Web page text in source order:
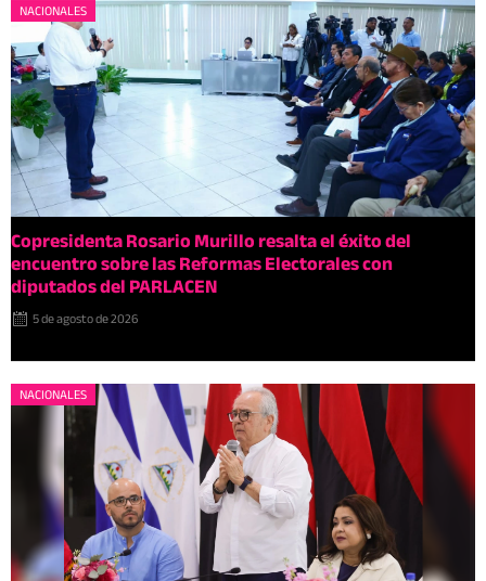
NACIONALES
Copresidenta Rosario Murillo resalta el éxito del
encuentro sobre las Reformas Electorales con
diputados del PARLACEN
5 de agosto de 2026
NACIONALES